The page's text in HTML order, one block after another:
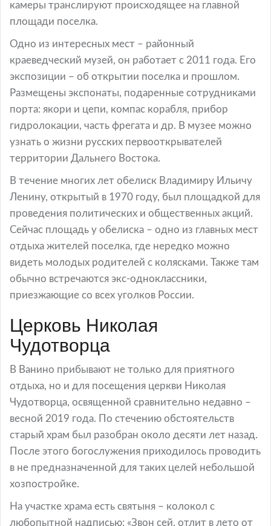
камеры транслируют происходящее на главной
площади поселка.
Одно из интересных мест – районный
краеведческий музей, он работает с 2011 года. Его
экспозиции – об открытии поселка и прошлом.
Размещены экспонаты, подаренные сотрудниками
порта: якори и цепи, компас корабля, прибор
гидролокации, часть фрегата и др. В музее можно
узнать о жизни русских первооткрывателей
территории Дальнего Востока.
В течение многих лет обелиск Владимиру Ильичу
Ленину, открытый в 1970 году, был площадкой для
проведения политических и общественных акций.
Сейчас площадь у обелиска – одно из главных мест
отдыха жителей поселка, где нередко можно
видеть молодых родителей с колясками. Также там
обычно встречаются экс-одноклассники,
приезжающие со всех уголков России.
Церковь Николая
Чудотворца
В Ванино прибывают не только для приятного
отдыха, но и для посещения церкви Николая
Чудотворца, освященной сравнительно недавно –
весной 2019 года. По стечению обстоятельств
старый храм был разобран около десяти лет назад.
После этого богослужения приходилось проводить
в не предназначенной для таких целей небольшой
хозпостройке.
На участке храма есть святыня – колокол с
любопытной надписью: «Звон сей, отлит в лето от